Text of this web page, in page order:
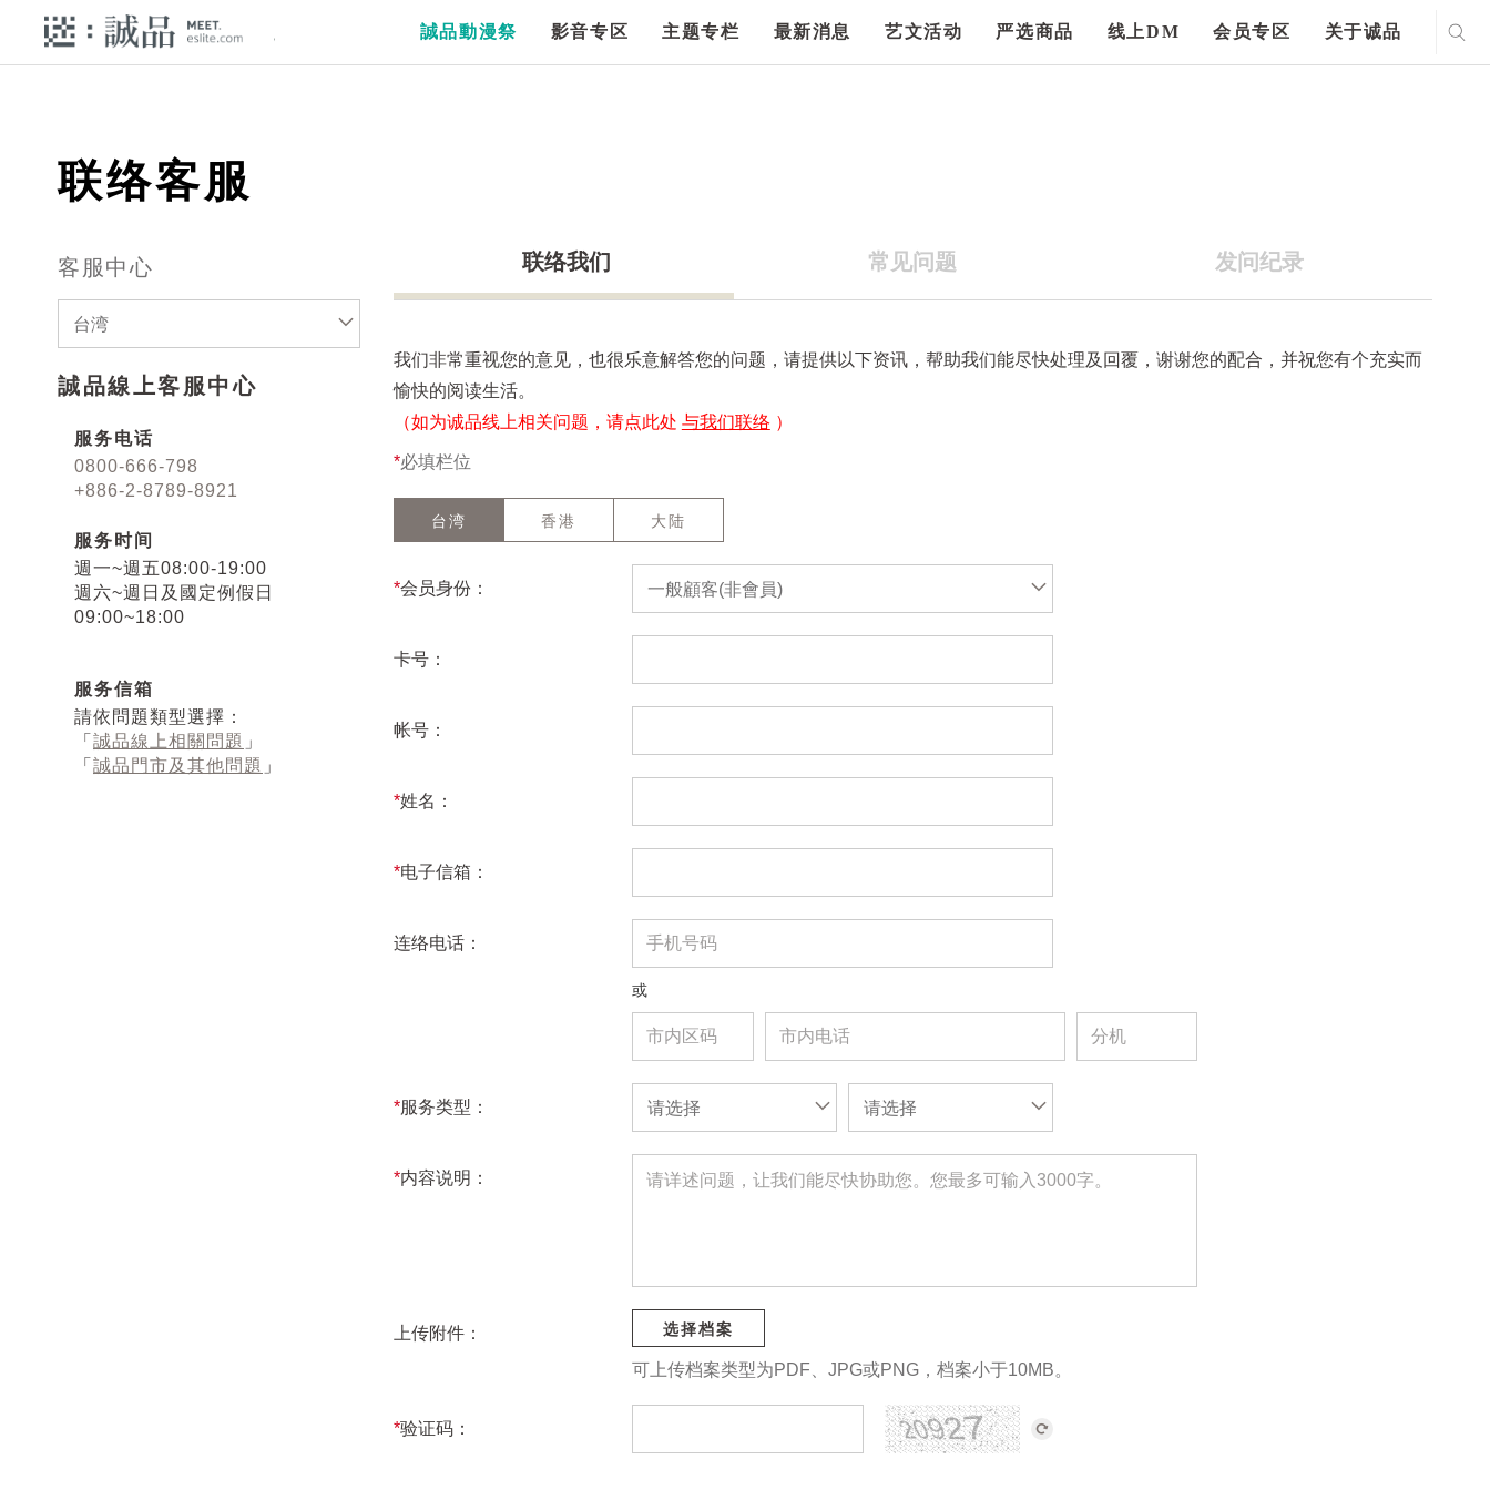
誠品動漫祭 影音专区 主题专栏 最新消息 艺文活动 严选商品 线上DM 会员专区 关于诚品
联络客服
客服中心
台湾
誠品線上客服中心
服务电话
0800-666-798
+886-2-8789-8921
服务时间
週一~週五08:00-19:00
週六~週日及國定例假日
09:00~18:00
服务信箱
請依問題類型選擇：
「 誠品線上相關問題 」
「 誠品門市及其他問題 」
联络我们 常见问题 发问纪录
我们非常重视您的意见，也很乐意解答您的问题，请提供以下资讯，帮助我们能尽快处理及回覆，谢谢您的配合，并祝您有个充实而
愉快的阅读生活。
（如为诚品线上相关问题，请点此处 与我们联络 ）
*必填栏位
台湾 香港 大陆
*会员身份： 一般顧客(非會員)
卡号：
帐号：
*姓名：
*电子信箱：
连络电话：
或
*服务类型： 请选择 请选择
*内容说明：
上传附件： 选择档案
可上传档案类型为PDF、JPG或PNG，档案小于10MB。
*验证码：